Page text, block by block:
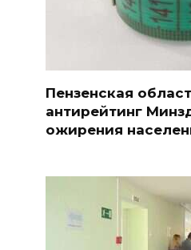
Пензенская
антирейтинг
ожирения